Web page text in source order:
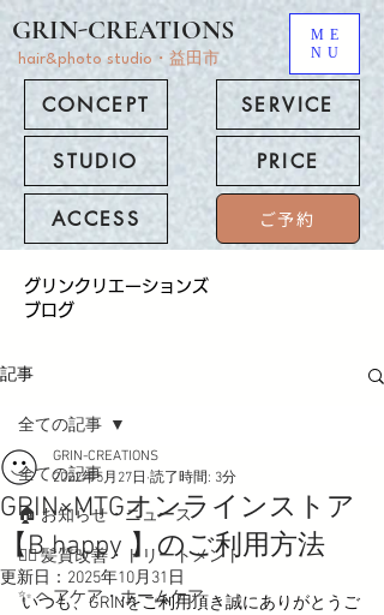
GRIN-CREATIONS
hair&photo studio・益田市
CONCEPT
STUDIO
ACCESS
SERVICE
PRICE
ご予約
ME
NU
​グリンクリエーションズ
ブログ
記事
全ての記事
🏠 お知らせ・ニュース
💇‍♀️ 髪質改善・トリートメント
✨ ヘアケア・ホームケア
全ての記事
GRIN×MTGオンラインストア
【B happy 】のご利用方法
GRIN-CREATIONS
2022年5月27日 読了時間: 3分
更新日： 2025年10月31日
いつも、GRINをご利用頂き誠にありがとうご